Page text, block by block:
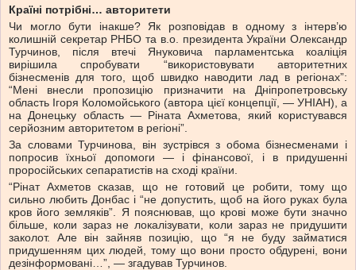
Країні потрібні… авторитети
Чи могло бути інакше? Як розповідав в одному з інтерв’ю
колишній секретар РНБО та в.о. президента України Олександр
Турчинов, після втечі Януковича парламентська коаліція
вирішила спробувати “використовувати авторитетних
бізнесменів для того, щоб швидко наводити лад в регіонах”:
“Мені внесли пропозицію призначити на Дніпропетровську
область Ігоря Коломойського (автора цієї концепції, — УНІАН), а
на Донецьку область — Ріната Ахметова, який користувався
серйозним авторитетом в регіоні”.
За словами Турчинова, він зустрівся з обома бізнесменами і
попросив їхньої допомоги — і фінансової, і в придушенні
проросійських сепаратистів на сході країни.
“Рінат Ахметов сказав, що не готовий це робити, тому що
сильно любить Донбас і “не допустить, щоб на його руках була
кров його земляків”. Я пояснював, що крові може бути значно
більше, коли зараз не локалізувати, коли зараз не придушити
заколот. Але він зайняв позицію, що “я не буду займатися
придушенням цих людей, тому що вони просто обдурені, вони
дезінформовані…”, — згадував Турчинов.